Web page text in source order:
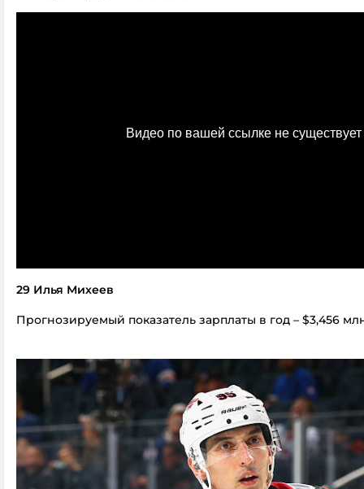
29 Илья Михеев
Прогнозируемый показатель зарплаты в год – $3,456